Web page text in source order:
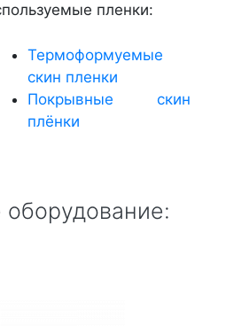
пленки:
Термоформуемые
скин пленки
Покрывные скин
плёнки